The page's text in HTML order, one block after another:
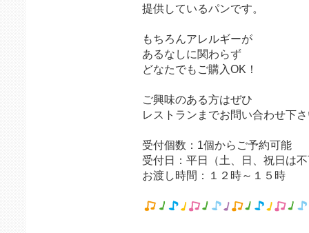
提供しているパンです。
もちろんアレルギーが
あるなしに関わらず
どなたでもご購入OK！
ご興味のある方はぜひ
レストランまでお問い合わせ下
受付個数：1個からご予約可能
受付日：平日（土、日、祝日は
お渡し時間：１２時～１５時